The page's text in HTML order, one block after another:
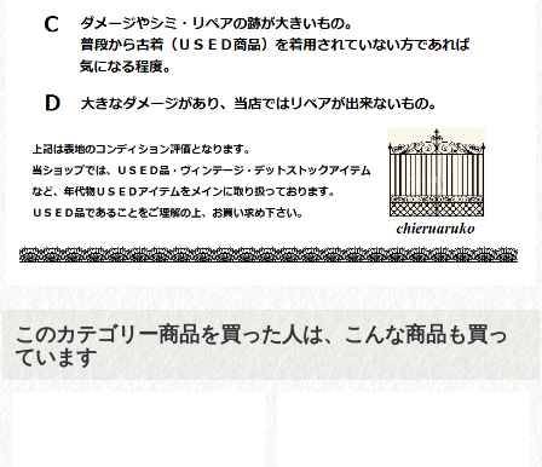
このカテゴリー商品を買った人は、こんな商品も買っ
ています